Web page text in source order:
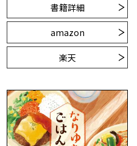
書籍詳細
amazon
楽天